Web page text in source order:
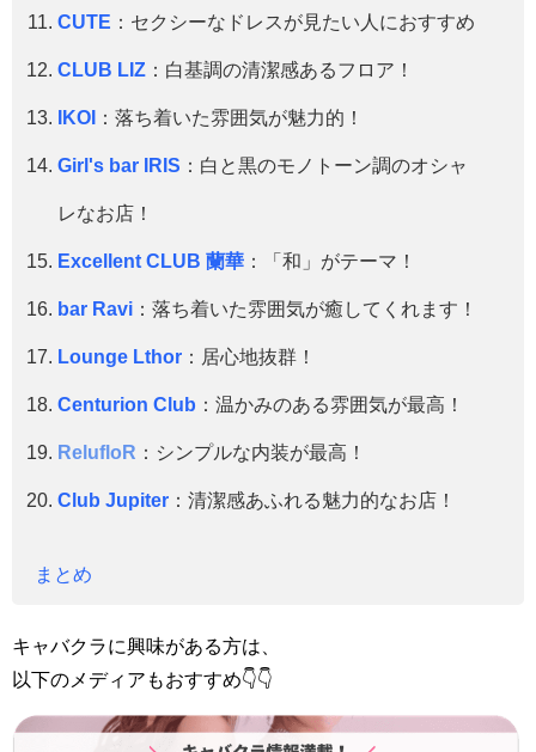
CUTE ：セクシーなドレスが見たい人におすすめ
CLUB LIZ ：白基調の清潔感あるフロア！
IKOI ：落ち着いた雰囲気が魅力的！
Girl's bar IRIS ：白と黒のモノトーン調のオシャ
レなお店！
Excellent CLUB 蘭華 ：「和」がテーマ！
bar Ravi ：落ち着いた雰囲気が癒してくれます！
Lounge Lthor ：居心地抜群！
Centurion Club ：温かみのある雰囲気が最高！
RelufloR ：シンプルな内装が最高！
Club Jupiter ：清潔感あふれる魅力的なお店！
まとめ
キャバクラに興味がある方は、
以下のメディアもおすすめ👇👇